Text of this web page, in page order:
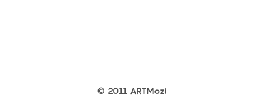
© 2011 ARTMozi